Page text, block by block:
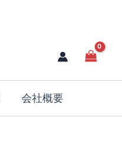
会社概要